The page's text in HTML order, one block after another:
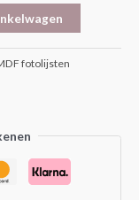
fotolijsten